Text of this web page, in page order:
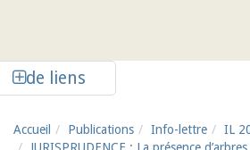
de liens
Accueil Publications Info-lettre IL